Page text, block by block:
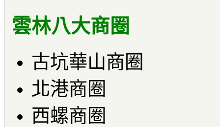
雲林八大商圈
古坑華山商圈
北港商圈
西螺商圈